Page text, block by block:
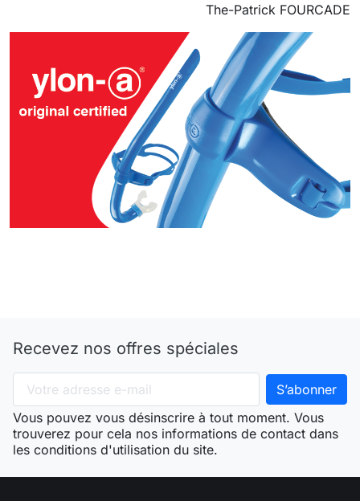
The-Patrick FOURCADE
Recevez nos offres spéciales
Vous pouvez vous désinscrire à tout moment. Vous
trouverez pour cela nos informations de contact dans
les conditions d'utilisation du site.